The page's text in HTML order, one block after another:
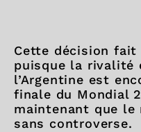
Cette décision fait
puisque la rivalité
l’Argentine est
finale du Mondial
maintenant que le
sans controverse.